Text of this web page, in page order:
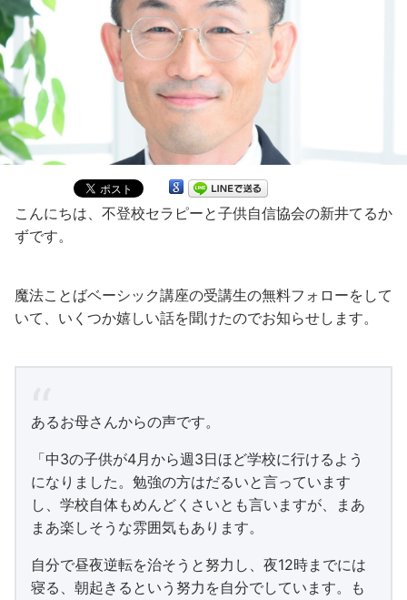
こんにちは、不登校セラピーと子供自信協会の新井てるか
ずです。
魔法ことばベーシック講座の受講生の無料フォローをして
いて、いくつか嬉しい話を聞けたのでお知らせします。
あるお母さんからの声です。
「中3の子供が4月から週3日ほど学校に行けるよう
になりました。勉強の方はだるいと言っています
し、学校自体もめんどくさいとも言いますが、まあ
まあ楽しそうな雰囲気もあります。
自分で昼夜逆転を治そうと努力し、夜12時までには
寝る、朝起きるという努力を自分でしています。も